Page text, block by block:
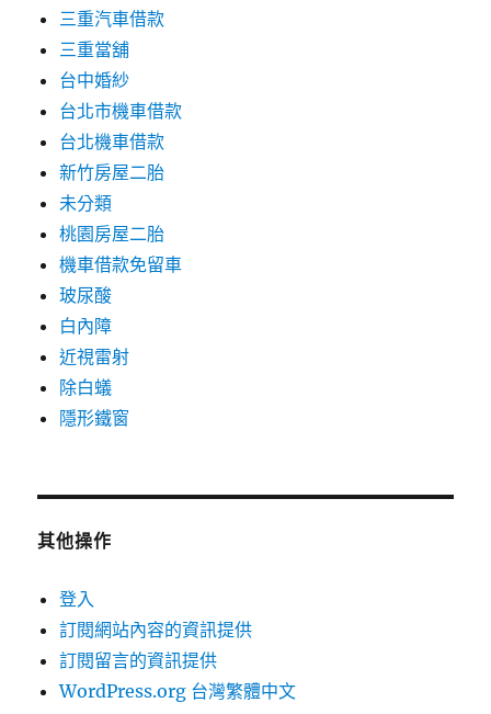
三重汽車借款
三重當舖
台中婚紗
台北市機車借款
台北機車借款
新竹房屋二胎
未分類
桃園房屋二胎
機車借款免留車
玻尿酸
白內障
近視雷射
除白蟻
隱形鐵窗
其他操作
登入
訂閱網站內容的資訊提供
訂閱留言的資訊提供
WordPress.org 台灣繁體中文